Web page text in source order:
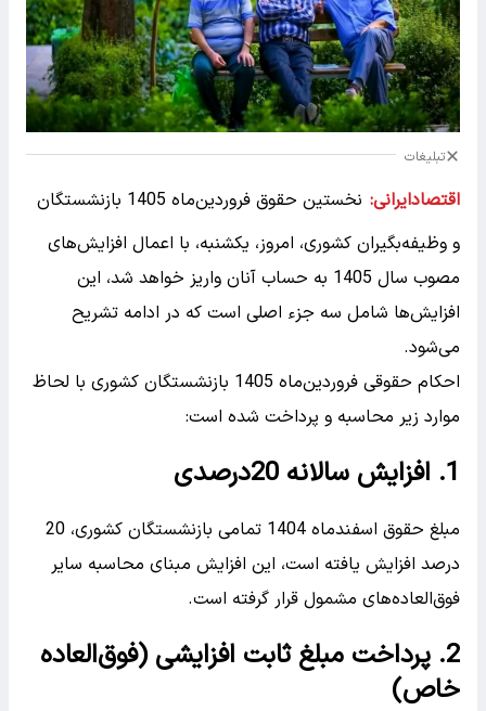
تبلیغات
اقتصادایرانی:
نخستین حقوق فروردین‌ماه 1405 بازنشستگان
و وظیفه‌بگیران کشوری، امروز، یکشنبه، با اعمال افزایش‌های
مصوب سال 1405 به حساب آنان واریز خواهد شد، این
افزایش‌ها شامل سه جزء اصلی است که در ادامه تشریح
می‌شود.
احکام حقوقی فروردین‌ماه 1405 بازنشستگان کشوری با لحاظ
موارد زیر محاسبه و پرداخت شده است:
1. افزایش سالانه 20درصدی
مبلغ حقوق اسفندماه 1404 تمامی بازنشستگان کشوری، 20
درصد افزایش یافته است، این افزایش مبنای محاسبه سایر
فوق‌العاده‌های مشمول قرار گرفته است.
2. پرداخت مبلغ ثابت افزایشی (فوق‌العاده
خاص)